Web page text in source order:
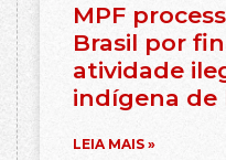
MPF
Brasil por
atividade
indígena de
LEIA MAIS »